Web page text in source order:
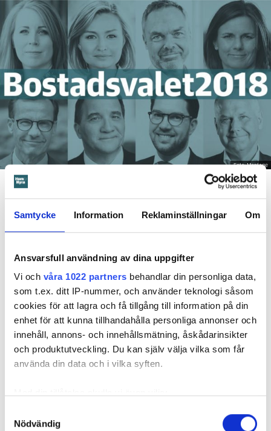
Samtycke Information Reklaminställningar Om
Ansvarsfull användning av dina uppgifter
Vi och våra 1022 partners behandlar din personliga data,
som t.ex. ditt IP-nummer, och använder teknologi såsom
cookies för att lagra och få tillgång till information på din
enhet för att kunna tillhandahålla personliga annonser och
innehåll, annons- och innehållsmätning, åskådarinsikter
och produktutveckling. Du kan själv välja vilka som får
använda din data och i vilka syften.
som kan ha en noggrannhet på upp till flera meter
Nödvändig
Foto: Montage
Dela Tweeta
Fråga: Ska hyresgästernas rättigheter stärkas vid
renoveringar?
Metod: Vi har skickat frågor till respektive partis
bostadspolitiska talesperson. Så här svarar de.
Läs också
Valfrågan: Ska reglerna för hur hyrorna sätts ändras?
LÄS MER: Ska det bli lättare att göra något åt dåliga
hyresvärdar?
LÄS MER: Ska reglerna för hur hyrorna sätts ändras?